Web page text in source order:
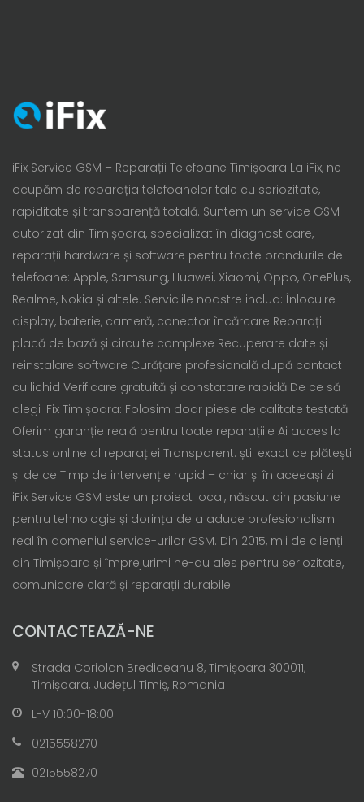
iFix Service GSM – Reparații Telefoane Timișoara La iFix, ne
ocupăm de reparația telefoanelor tale cu seriozitate,
rapiditate și transparență totală. Suntem un service GSM
autorizat din Timișoara, specializat în diagnosticare,
reparații hardware și software pentru toate brandurile de
telefoane: Apple, Samsung, Huawei, Xiaomi, Oppo, OnePlus,
Realme, Nokia și altele. Serviciile noastre includ: Înlocuire
display, baterie, cameră, conector încărcare Reparații
placă de bază și circuite complexe Recuperare date și
reinstalare software Curățare profesională după contact
cu lichid Verificare gratuită și constatare rapidă De ce să
alegi iFix Timișoara: Folosim doar piese de calitate testată
Oferim garanție reală pentru toate reparațiile Ai acces la
status online al reparației Transparent: știi exact ce plătești
și de ce Timp de intervenție rapid – chiar și în aceeași zi
iFix Service GSM este un proiect local, născut din pasiune
pentru tehnologie și dorința de a aduce profesionalism
real în domeniul service-urilor GSM. Din 2015, mii de clienți
din Timișoara și împrejurimi ne-au ales pentru seriozitate,
comunicare clară și reparații durabile.
CONTACTEAZĂ-NE
Strada Coriolan Brediceanu 8, Timișoara 300011,
Timișoara, Județul Timiș, Romania
L-V 10:00-18:00
0215558270
0215558270